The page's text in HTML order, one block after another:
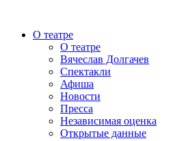
О театре
О театре
Вячеслав Долгачев
Спектакли
Афиша
Новости
Пресса
Независимая оценка
Открытые данные